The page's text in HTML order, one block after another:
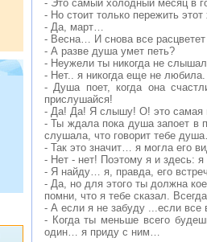
- Это самый холодный месяц в
- Но стоит только пережить
- Да, март…
- Весна… И снова все
- А разве душа умет петь?
- Неужели ты никогда не
- Нет.. я никогда еще не любила.
- Душа поет, когда она
прислушайся!
- Да! Да! Я слышу! О! это самая
- Ты ждала пока душа запоет в
слушала, что говорит тебе
- Так это значит… я могла его
- Нет - нет! Поэтому я и здесь:
- Я найду… я, правда, его
- Да, но для этого ты должна
помни, что я тебе сказал.
- А если я не забуду ...если все
- Когда ты меньше всего
один… я приду с ним…